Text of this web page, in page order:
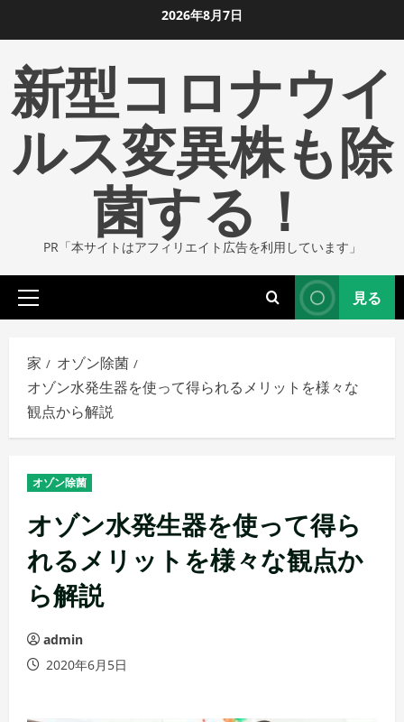
ン
ツ
ま
2026年8月7日
新型コロナウイ
ルス変異株も除
菌する！
PR「本サイトはアフィリエイト広告を利用しています」
プ
イ
マ
リ
メ
ニ
ー
見る
家
オゾン除菌
オゾン水発生器を使って得られるメリットを様々な
観点から解説
オゾン除菌
オゾン水発生器を使って得ら
れるメリットを様々な観点か
ら解説
admin
2020年6月5日